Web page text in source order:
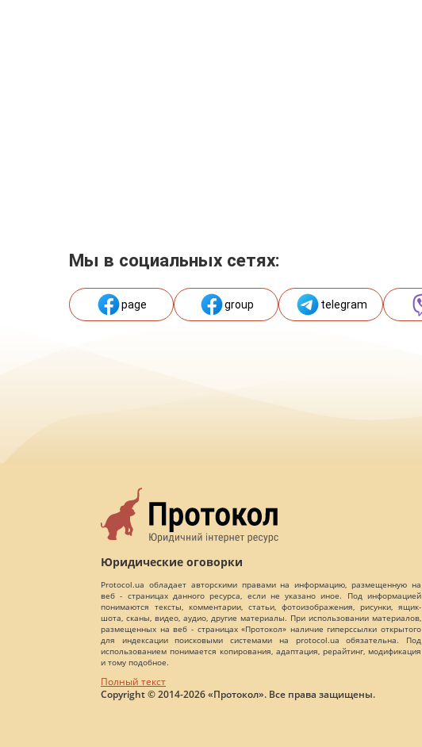
Мы в социальных сетях:
page group telegram
Юридические оговорки
Protocol.ua обладает авторскими правами на информацию, размещенную на
веб - страницах данного ресурса, если не указано иное. Под информацией
понимаются тексты, комментарии, статьи, фотоизображения, рисунки, ящик-
шота, сканы, видео, аудио, другие материалы. При использовании материалов,
размещенных на веб - страницах «Протокол» наличие гиперссылки открытого
для индексации поисковыми системами на protocol.ua обязательна. Под
использованием понимается копирования, адаптация, рерайтинг, модификация
и тому подобное.
Полный текст
Copyright © 2014-2026 «Протокол». Все права защищены.